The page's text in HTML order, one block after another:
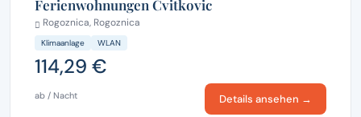
Ferienwohnungen Cvitkovic
Rogoznica, Rogoznica
Klimaanlage WLAN
114,29 €
ab / Nacht Details ansehen →